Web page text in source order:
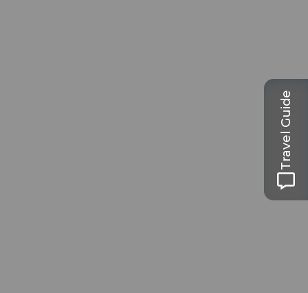
Travel Guide